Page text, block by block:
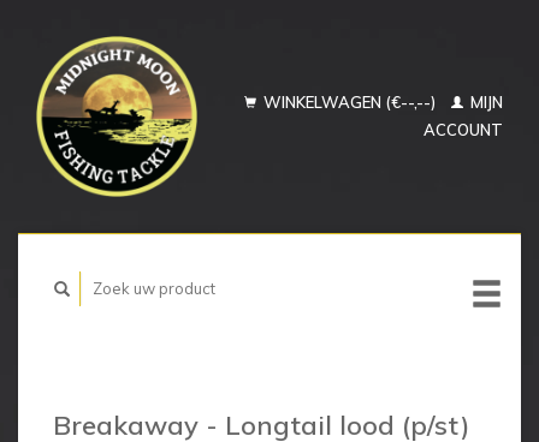
WINKELWAGEN (€--,--)
MIJN
ACCOUNT
Breakaway - Longtail lood (p/st)